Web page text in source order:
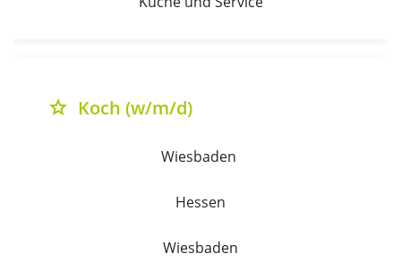
grade Koch (w/m/d)
Wiesbaden
Hessen
Wiesbaden